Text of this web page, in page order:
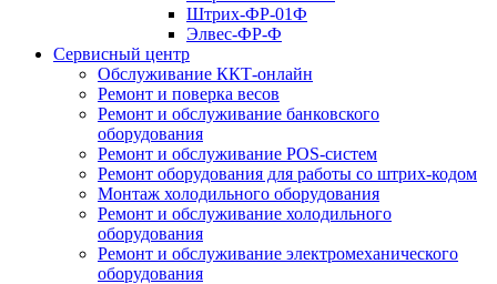
Штрих-ФР-01Ф
Элвес-ФР-Ф
Сервисный центр
Обслуживание ККТ-онлайн
Ремонт и поверка весов
Ремонт и обслуживание банковского
оборудования
Ремонт и обслуживание POS-систем
Ремонт оборудования для работы со штрих-кодом
Монтаж холодильного оборудования
Ремонт и обслуживание холодильного
оборудования
Ремонт и обслуживание электромеханического
оборудования